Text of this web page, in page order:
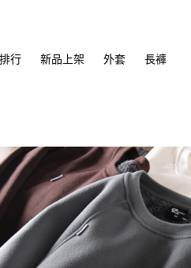
行 新品上架 外套 長褲